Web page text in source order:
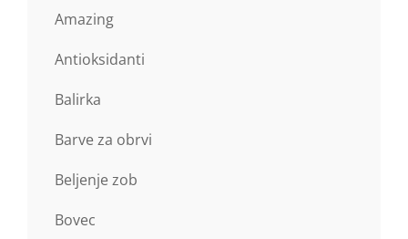
Amazing
Antioksidanti
Balirka
Barve za obrvi
Beljenje zob
Bovec